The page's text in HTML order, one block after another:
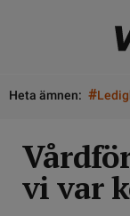
Heta ämnen: #
vi var